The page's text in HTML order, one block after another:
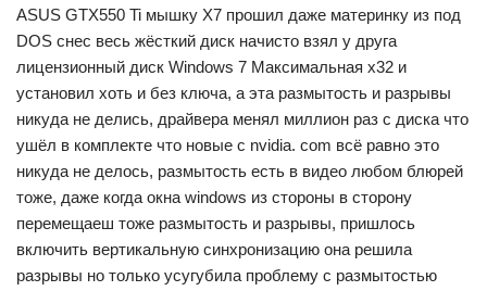
ASUS GTX550 Ti мышку X7 прошил даже материнку из под
DOS снес весь жёсткий диск начисто взял у друга
лицензионный диск Windows 7 Максимальная x32 и
установил хоть и без ключа, а эта размытость и разрывы
никуда не делись, драйвера менял миллион раз с диска что
ушёл в комплекте что новые с nvidia. com всё равно это
никуда не делось, размытость есть в видео любом блюрей
тоже, даже когда окна windows из стороны в сторону
перемещаеш тоже размытость и разрывы, пришлось
включить вертикальную синхронизацию она решила
разрывы но только усугубила проблему с размытостью